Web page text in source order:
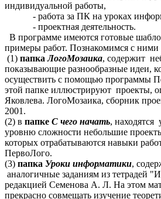
индивидуальной работы,
- работа за ПК на уроках
- проектная деятельность.
В программе имеются готовые
примеры работ. Познакомимся с
(1) папкаЛогоМозаика, содержит
показывающие разнообразные идеи,
осуществить с помощью программы
этой папке иллюстрируют проекты,
Яковлева. ЛогоМозаика, сборник
2001.
(2) в папке С чего начать, находятся
уровню сложности небольшие
которых отрабатываются навыки
ПервоЛого.
(3) папка Уроки информатики,
аналогичные заданиям из тетрадей
редакцией Семенова А. Л. На этом
прекрасно совмещать изучение